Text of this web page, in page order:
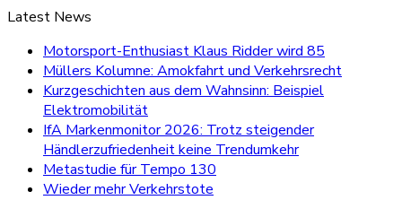
Latest News
Motorsport-Enthusiast Klaus Ridder wird 85
Müllers Kolumne: Amokfahrt und Verkehrsrecht
Kurzgeschichten aus dem Wahnsinn: Beispiel
Elektromobilität
IfA Markenmonitor 2026: Trotz steigender
Händlerzufriedenheit keine Trendumkehr
Metastudie für Tempo 130
Wieder mehr Verkehrstote